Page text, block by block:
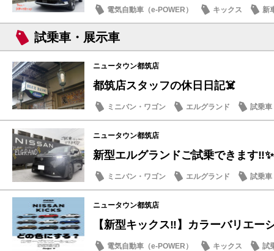
電気自動車（e-POWER） キックス 新
試乗車・展示車
ニュータウン都筑店
都筑店スタッフの休日日記☠️
ミニバン・ワゴン エルグランド
試乗車
豆知識
ニュータウン都筑店
新型エルグランドご試乗できます‼️✨
ミニバン・ワゴン エルグランド
試乗車
話題の情報
ニュータウン都筑店
【新型キックス‼️】カラーバリエー
電気自動車（e-POWER） キックス
試